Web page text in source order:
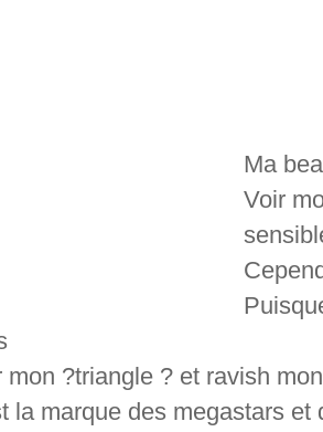
Ma
Voir
mon ?triangle ? et ravish
la marque des megastars et